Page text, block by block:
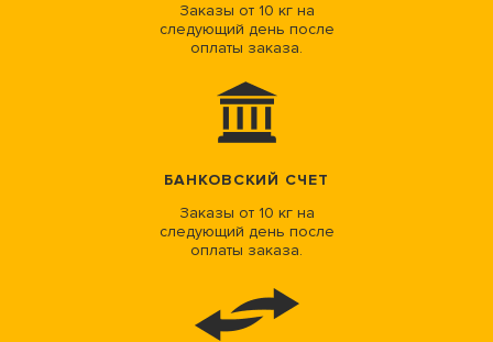
Заказы от 10 кг на
следующий день после
оплаты заказа.
БАНКОВСКИЙ СЧЕТ
Заказы от 10 кг на
следующий день после
оплаты заказа.